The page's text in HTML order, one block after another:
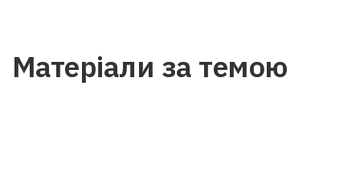
Матеріали за темою